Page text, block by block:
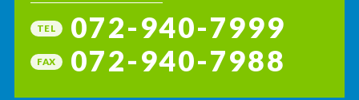
TEL 072-940-7999
FAX 072-940-7988